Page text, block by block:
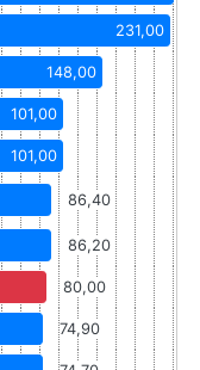
231,00
148,00
101,00
101,00
86,40
86,20
80,00
74,90